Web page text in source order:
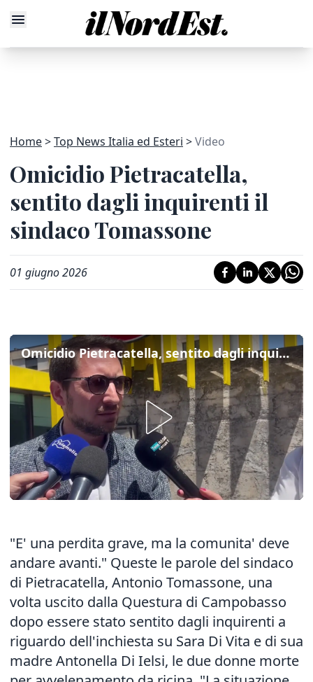
Home Top News Italia ed Esteri Video
Omicidio Pietracatella,
sentito dagli inquirenti il
sindaco Tomassone
01 giugno 2026
Omicidio Pietracatella, sentito dagli inquirenti il sindaco Tomassone
"E' una perdita grave, ma la comunita' deve
andare avanti." Queste le parole del sindaco
di Pietracatella, Antonio Tomassone, una
volta uscito dalla Questura di Campobasso
dopo essere stato sentito dagli inquirenti a
riguardo dell'inchiesta su Sara Di Vita e di sua
madre Antonella Di Ielsi, le due donne morte